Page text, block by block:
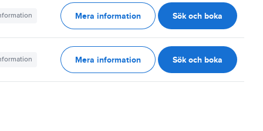
Mera information Sök och boka
Mera information Sök och boka